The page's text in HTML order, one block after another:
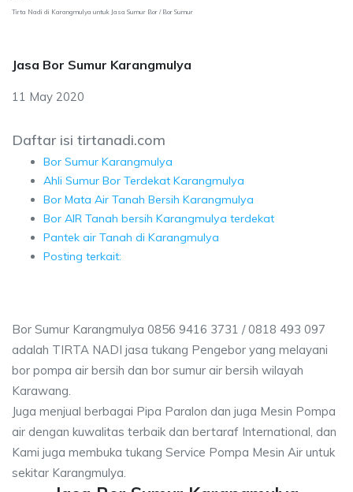
Tirta Nadi di Karangmulya untuk Jasa Sumur Bor / Bor Sumur
Jasa Bor Sumur Karangmulya
11 May 2020
Daftar isi tirtanadi.com
Bor Sumur Karangmulya
Ahli Sumur Bor Terdekat Karangmulya
Bor Mata Air Tanah Bersih Karangmulya
Bor AIR Tanah bersih Karangmulya terdekat
Pantek air Tanah di Karangmulya
Posting terkait:
Bor Sumur Karangmulya 0856 9416 3731 / 0818 493 097
adalah TIRTA NADI jasa tukang Pengebor yang melayani
bor pompa air bersih dan bor sumur air bersih wilayah
Karawang.
Juga menjual berbagai Pipa Paralon dan juga Mesin Pompa
air dengan kuwalitas terbaik dan bertaraf International, dan
Kami juga membuka tukang Service Pompa Mesin Air untuk
sekitar Karangmulya.